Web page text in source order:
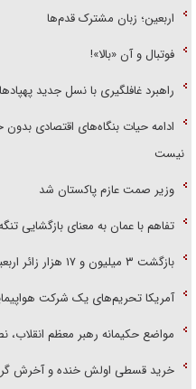
اربعین؛ زبان مشترک قدم‌ها
فوتبال و آن «بالا»!
راهبرد غافلگیری با نسل جدید پهپاد‌ها
ادامه حیات بنگاه‌های اقتصادی
نیست
وزیر صمت عازم پاکستان شد
تفاهم با عمان به معنای بازگشایی
بازگشت ۳ میلیون و ۱۷ هزار زائر اربعین به کشور
آمریکا تحریم‌های یک شرکت
مواضع حکیمانه رهبر معظم
خرید قسطی اولش خنده و آخرش